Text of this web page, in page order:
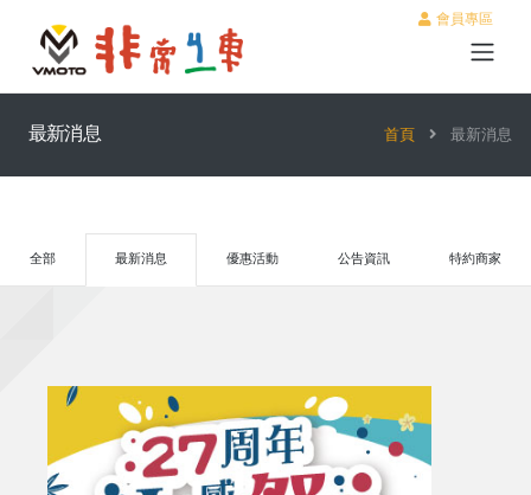
會員專區
最新消息 首頁 最新消息
全部 最新消息 優惠活動 公告資訊 特約商家